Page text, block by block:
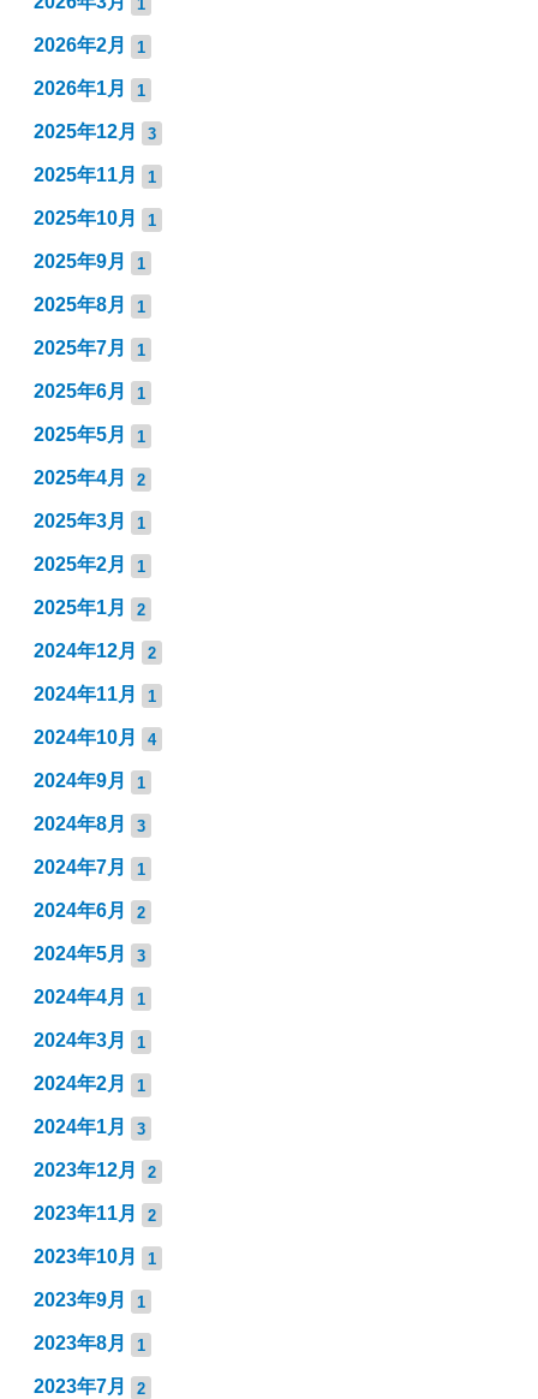
2026年2月 1
2026年1月 1
2025年12月 3
2025年11月 1
2025年10月 1
2025年9月 1
2025年8月 1
2025年7月 1
2025年6月 1
2025年5月 1
2025年4月 2
2025年3月 1
2025年2月 1
2025年1月 2
2024年12月 2
2024年11月 1
2024年10月 4
2024年9月 1
2024年8月 3
2024年7月 1
2024年6月 2
2024年5月 3
2024年4月 1
2024年3月 1
2024年2月 1
2024年1月 3
2023年12月 2
2023年11月 2
2023年10月 1
2023年9月 1
2023年8月 1
2023年7月 2